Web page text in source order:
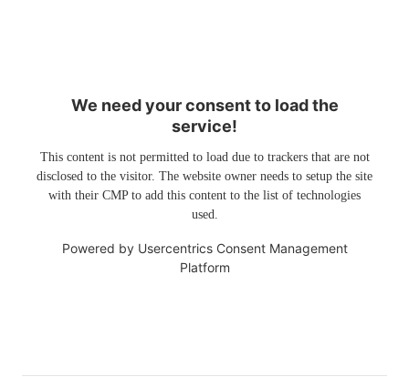
We need your consent to load the
service!
This content is not permitted to load due to trackers that are not
disclosed to the visitor. The website owner needs to setup the site
with their CMP to add this content to the list of technologies
used.
Powered by Usercentrics Consent Management
Platform